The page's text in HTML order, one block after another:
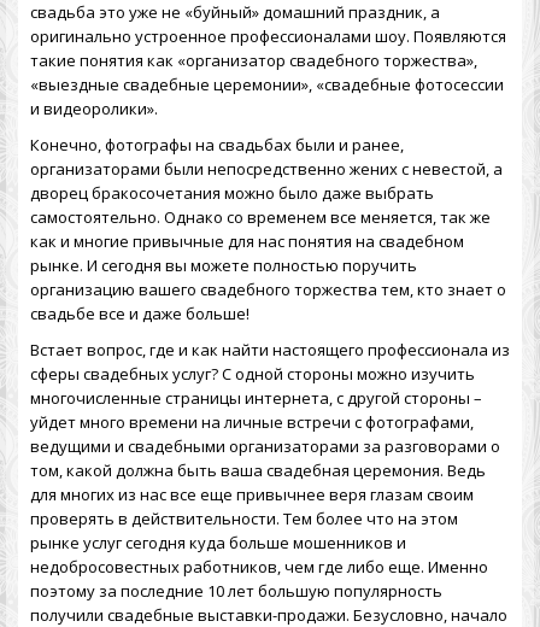
свадьба это уже не «буйный» домашний праздник, а
оригинально устроенное профессионалами шоу. Появляются
такие понятия как «организатор свадебного торжества»,
«выездные свадебные церемонии», «свадебные фотосессии
и видеоролики».
Конечно, фотографы на свадьбах были и ранее,
организаторами были непосредственно жених с невестой, а
дворец бракосочетания можно было даже выбрать
самостоятельно. Однако со временем все меняется, так же
как и многие привычные для нас понятия на свадебном
рынке. И сегодня вы можете полностью поручить
организацию вашего свадебного торжества тем, кто знает о
свадьбе все и даже больше!
Встает вопрос, где и как найти настоящего профессионала из
сферы свадебных услуг? С одной стороны можно изучить
многочисленные страницы интернета, с другой стороны –
уйдет много времени на личные встречи с фотографами,
ведущими и свадебными организаторами за разговорами о
том, какой должна быть ваша свадебная церемония. Ведь
для многих из нас все еще привычнее веря глазам своим
проверять в действительности. Тем более что на этом
рынке услуг сегодня куда больше мошенников и
недобросовестных работников, чем где либо еще. Именно
поэтому за последние 10 лет большую популярность
получили свадебные выставки-продажи. Безусловно, начало